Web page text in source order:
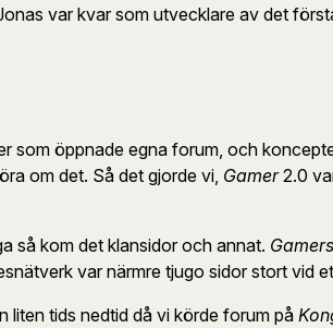
var kvar som utvecklare av det
som öppnade egna forum, och
om det. Så det gjorde vi, Gamer2.0
så kom det klansidor och annat. Gamers
var närmre tjugo sidor stort vid
liten tids nedtid då vi körde forum på